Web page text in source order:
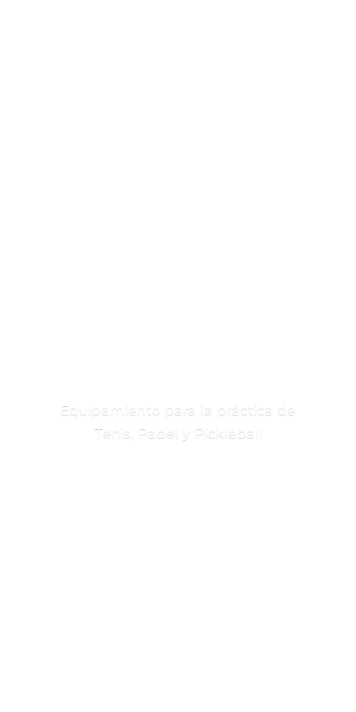
Equipamiento para la práctica de
Tenis, Padel
y Pickleball